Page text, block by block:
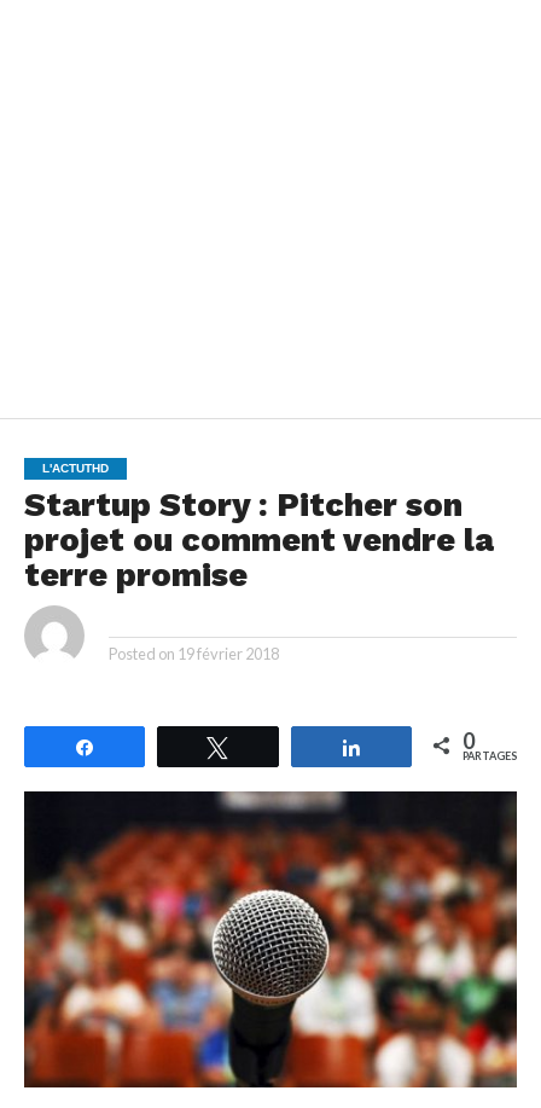
L'ACTUTHD
Startup Story : Pitcher son
projet ou comment vendre la
terre promise
Posted on 19 février 2018
Partagez 0
PARTAGES